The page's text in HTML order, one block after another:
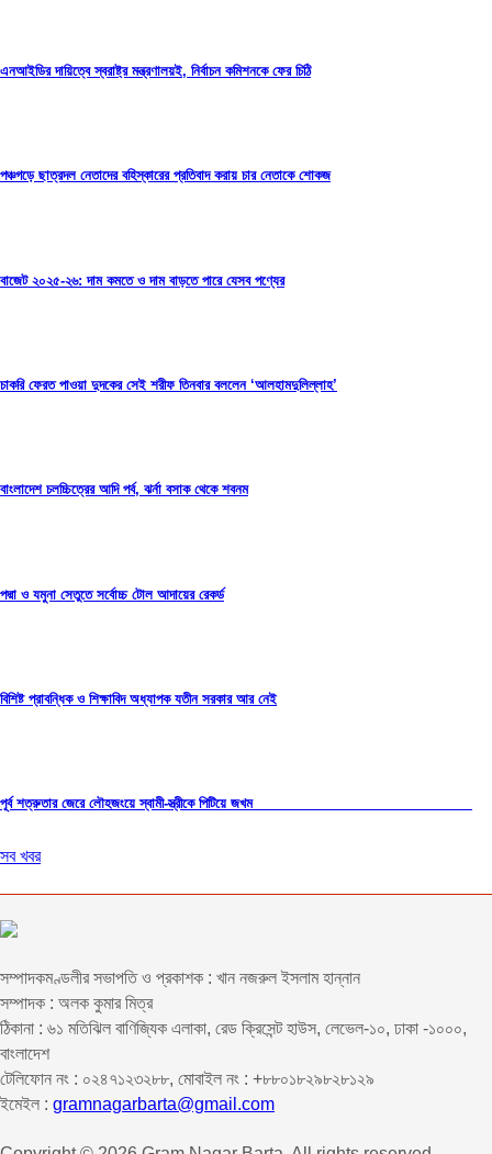
এনআইডির দায়িত্বে স্বরাষ্ট্র মন্ত্রণালয়ই, নির্বাচন কমিশনকে ফের চিঠি
পঞ্চগড়ে ছাত্রদল নেতাদের বহিস্কারের প্রতিবাদ করায় চার নেতাকে শোকজ
বাজেট ২০২৫-২৬: দাম কমতে ও দাম বাড়তে পারে যেসব পণ্যের
চাকরি ফেরত পাওয়া দুদকের সেই শরীফ তিনবার বললেন ‘আলহামদুলিল্লাহ’
বাংলাদেশ চলচ্চিত্রের আদি পর্ব, ঝর্না বসাক থেকে শবনম
পদ্মা ও যমুনা সেতুতে সর্বোচ্চ টোল আদায়ের রেকর্ড
বিশিষ্ট প্রাবন্ধিক ও শিক্ষাবিদ অধ্যাপক যতীন সরকার আর নেই
পূর্ব শত্রুতার জেরে লৌহজংয়ে স্বামী-স্ত্রীকে পিটিয়ে জখম
সব খবর
সম্পাদকমণ্ডলীর সভাপতি ও প্রকাশক : খান নজরুল ইসলাম হান্নান
সম্পাদক : অলক কুমার মিত্র
ঠিকানা : ৬১ মতিঝিল বাণিজ্যিক এলাকা, রেড ক্রিসেন্ট হাউস, লেভেল-১০, ঢাকা -১০০০,
বাংলাদেশ
টেলিফোন নং : ০২৪৭১২৩২৮৮, মোবাইল নং : +৮৮০১৮২৯৮২৮১২৯
ইমেইল : gramnagarbarta@gmail.com